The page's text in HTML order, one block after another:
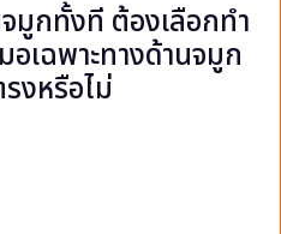
จมูกทั้งที ต้องเลือกทำ
เฉพาะทางด้านจมูก
งหรือไม่